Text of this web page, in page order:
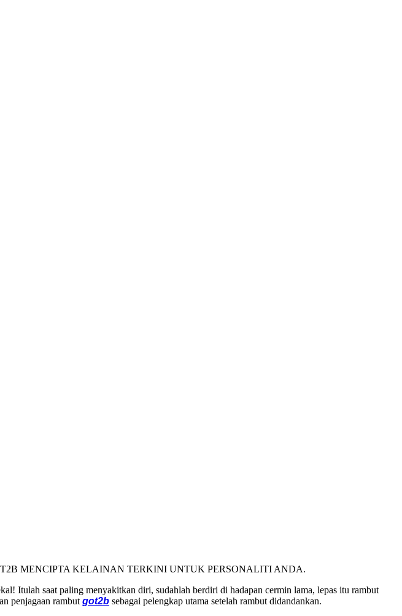
MENCIPTA KELAINAN TERKINI UNTUK PERSONALITI ANDA.
Itulah saat paling menyakitkan diri, sudahlah berdiri di hadapan cermin lama, lepas itu rambut
penjagaan rambut got2b sebagai pelengkap utama setelah rambut didandankan.